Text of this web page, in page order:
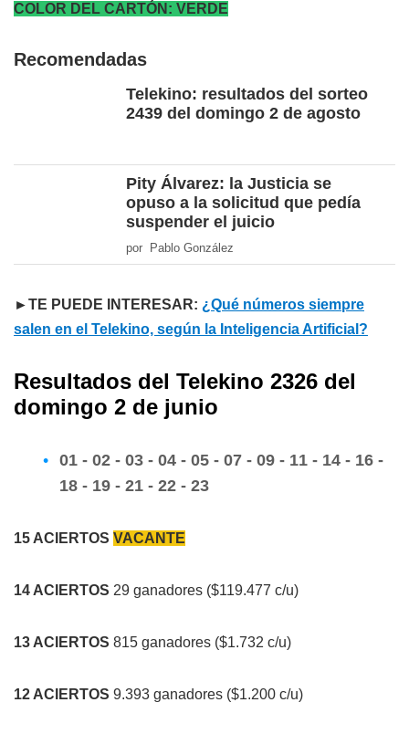
COLOR DEL CARTÓN: VERDE
Recomendadas
Telekino: resultados del sorteo
2439 del domingo 2 de agosto
Pity Álvarez: la Justicia se
opuso a la solicitud que pedía
suspender el juicio
por Pablo González
►TE PUEDE INTERESAR: ¿Qué números siempre
salen en el Telekino, según la Inteligencia Artificial?
Resultados del Telekino 2326 del
domingo 2 de junio
01 - 02 - 03 - 04 - 05 - 07 - 09 - 11 - 14 - 16 -
18 - 19 - 21 - 22 - 23
15 ACIERTOS VACANTE
14 ACIERTOS 29 ganadores ($119.477 c/u)
13 ACIERTOS 815 ganadores ($1.732 c/u)
12 ACIERTOS 9.393 ganadores ($1.200 c/u)